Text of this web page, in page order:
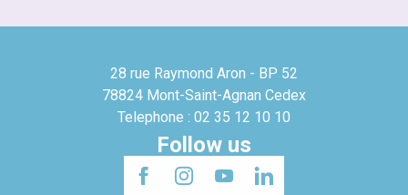
28 rue Raymond Aron - BP 52
78824 Mont-Saint-Agnan Cedex
Telephone : 02 35 12 10 10
Follow us